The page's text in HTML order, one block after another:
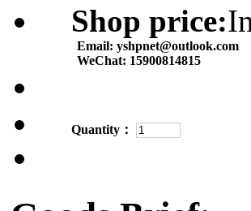
Shop price:
Email: yshpnet@outlook.com
WeChat: 15900814815
Quantity：